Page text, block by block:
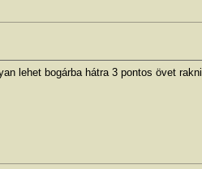
lehet bogárba hátra 3 pontos övet